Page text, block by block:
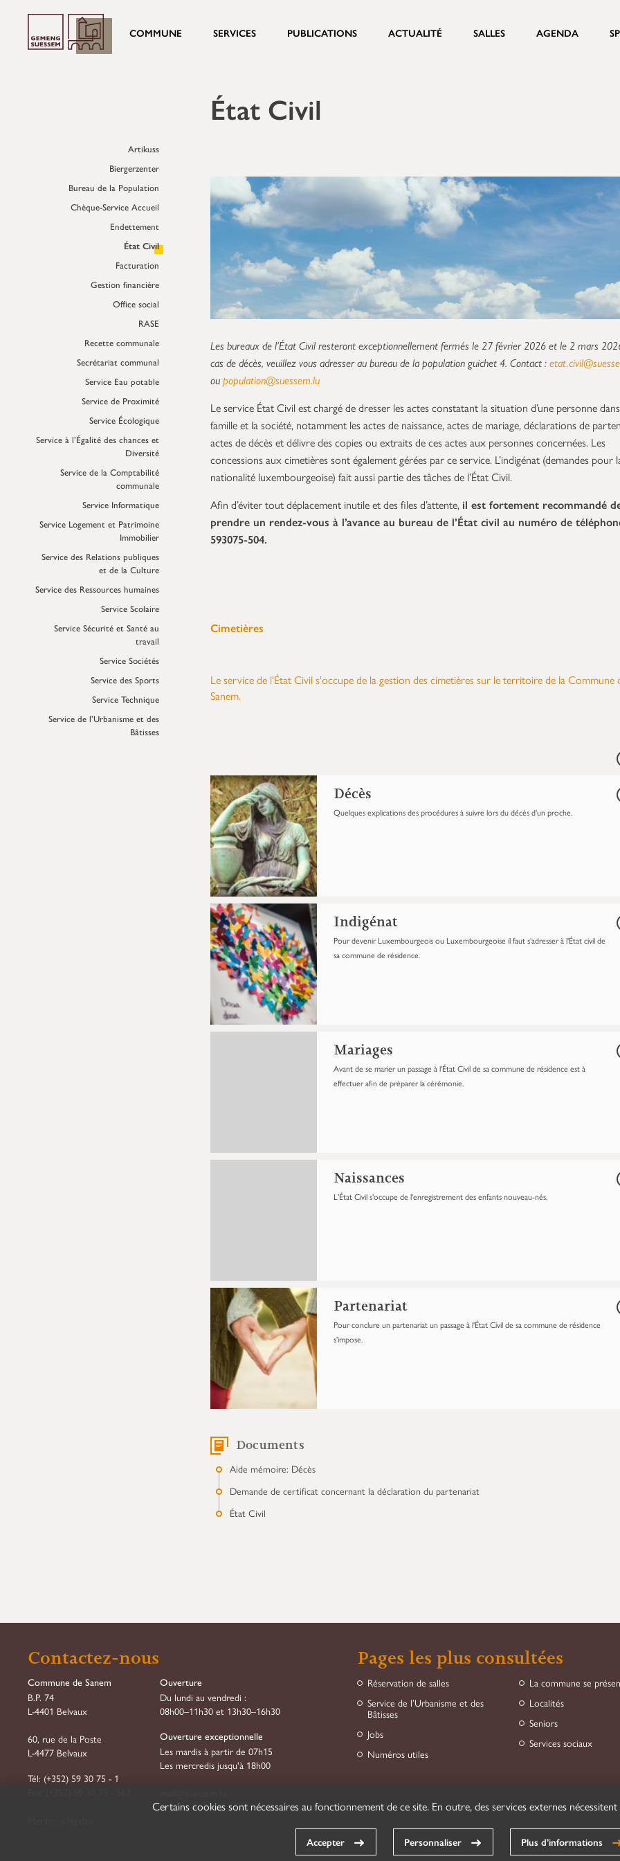
COMMUNE SERVICES PUBLICATIONS ACTUALITÉ SALLES AGENDA
Artikuss
Biergerzenter
Bureau de la Population
Chèque-Service Accueil
Endettement
État Civil
Facturation
Gestion financière
Office social
RASE
Recette communale
Secrétariat communal
Service Eau potable
Service de Proximité
Service Écologique
Service à l’Égalité des chances et
Diversité
Service de la Comptabilité
communale
Service Informatique
Service Logement et Patrimoine
Immobilier
Service des Relations publiques
et de la Culture
Service des Ressources humaines
Service Scolaire
Service Sécurité et Santé au
travail
Service Sociétés
Service des Sports
Service Technique
Service de l’Urbanisme et des
Bâtisses
État Civil
Les bureaux de l’État Civil resteront exceptionnellement fermés le 27 février 2026 et le 2 mars
cas de décès, veuillez vous adresser au bureau de la population guichet 4. Contact :
oupopulation@suessem.lu
Le service État Civil est chargé de dresser les actes constatant la situation d’une personne
famille et la société, notamment les actes de naissance, actes de mariage, déclarations de
actes de décès et délivre des copies ou extraits de ces actes aux personnes concernées. Les
concessions aux cimetières sont également gérées par ce service. L’indigénat (demandes pour
nationalité luxembourgeoise) fait aussi partie des tâches de l’État Civil.
Afin d’éviter tout déplacement inutile et des files d’attente, il est fortement recommandé
prendre un rendez-vous à l’avance au bureau de l’État civil au numéro de
593075-504.
Cimetières
Le service de l'État Civil s'occupe de la gestion des cimetières sur le territoire de la Commune
Sanem.
Décès
Quelques explications des procédures à suivre lors du décès d'un proche.
Indigénat
Pour devenir Luxembourgeois ou Luxembourgeoise il faut s'adresser à l'État civil de
sa commune de résidence.
Mariages
Avant de se marier un passage à l'État Civil de sa commune de résidence est à
effectuer afin de préparer la cérémonie.
Naissances
L'État Civil s'occupe de l'enregistrement des enfants nouveau-nés.
Partenariat
Pour conclure un partenariat un passage à l'État Civil de sa commune de résidence
s'impose.
Documents
Aide mémoire: Décès
Demande de certificat concernant la déclaration du partenariat
État Civil
Contactez-nous
Commune de Sanem
B.P. 74
L-4401 Belvaux
60, rue de la Poste
L-4477 Belvaux
Tél: (+352) 59 30 75 - 1
Ouverture
Du lundi au vendredi :
08h00–11h30 et 13h30–16h30
Ouverture exceptionnelle
Les mardis à partir de 07h15
Les mercredis jusqu'à 18h00
Pages les plus consultées
Réservation de salles
Service de l’Urbanisme et des
Bâtisses
Jobs
Numéros utiles
La commune se
Localités
Seniors
Services sociaux
Certains cookies sont nécessaires au fonctionnement de ce site. En outre, des services externes
Accepter Personnaliser Plus d’informations